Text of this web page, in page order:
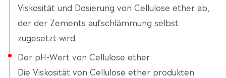
Viskosität und Dosierung von Cellulose ether ab,
der der Zements aufschlämmung selbst
zugesetzt wird.
Der pH-Wert von Cellulose ether
Die Viskosität von Cellulose ether produkten